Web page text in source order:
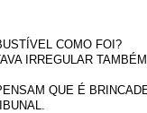
COMO FOI?
IRREGULAR
QUE É